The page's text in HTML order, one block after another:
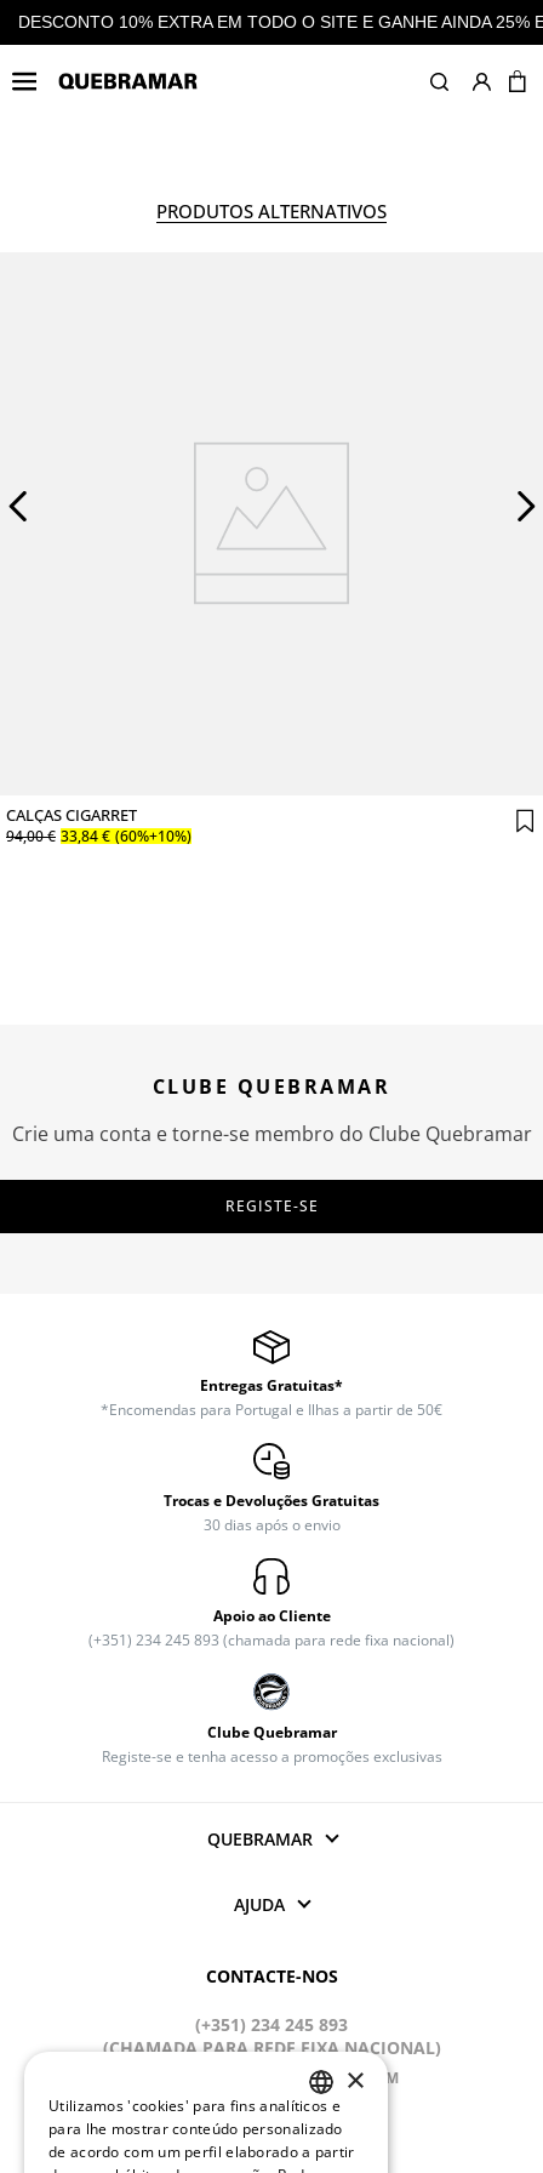
SITE E GANHE AINDA 25% EM CASHBACK EM TODAS AS
PRODUTOS ALTERNATIVOS
CALÇAS CIGARRET
94,00€ 33,84€ (60%+10%)
CLUBE QUEBRAMAR
Crie uma conta e torne-se membro do Clube Quebramar
REGISTE-SE
Entregas Gratuitas*
*Encomendas para Portugal e Ilhas a partir de 50€
Trocas e Devoluções Gratuitas
30 dias após o envio
Apoio ao Cliente
(+351) 234 245 893 (chamada para rede fixa nacional)
Clube Quebramar
Registe-se e tenha acesso a promoções exclusivas
QUEBRAMAR
AJUDA
CONTACTE-NOS
(+351) 234 245 893
(CHAMADA PARA REDE FIXA NACIONAL)
APOIOCLIENTE@QUEBRAMAR.COM
Dias úteis
9:00 - 13:00; 14:00 - 18:00 (GMT)
PORTUGUESE
ENGLISH
×
Utilizamos 'cookies' para fins analíticos e
para lhe mostrar conteúdo personalizado
de acordo com um perfil elaborado a partir